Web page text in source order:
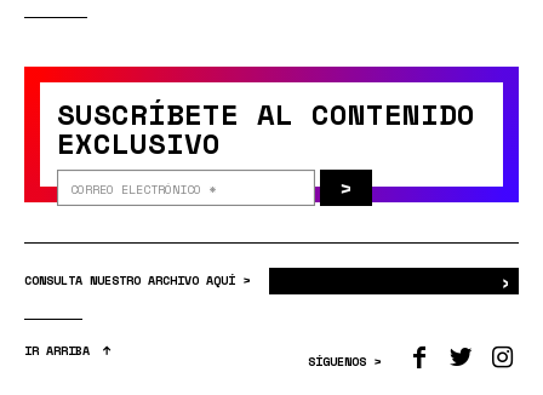
SUSCRÍBETE AL CONTENIDO
EXCLUSIVO
>
CONSULTA NUESTRO ARCHIVO AQUÍ > ›
IR ARRIBA
SÍGUENOS >